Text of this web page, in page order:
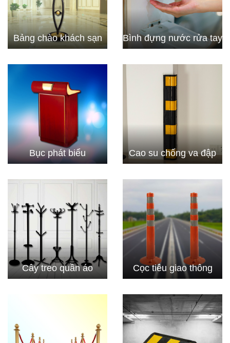
Bảng chào khách sạn Bình đựng nước rửa tay
Bục phát biểu Cao su chống va đập
Cây treo quần áo Cọc tiêu giao thông